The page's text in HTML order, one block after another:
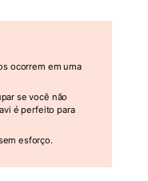
ocorrem em uma
se você não
é perfeito para
esforço.